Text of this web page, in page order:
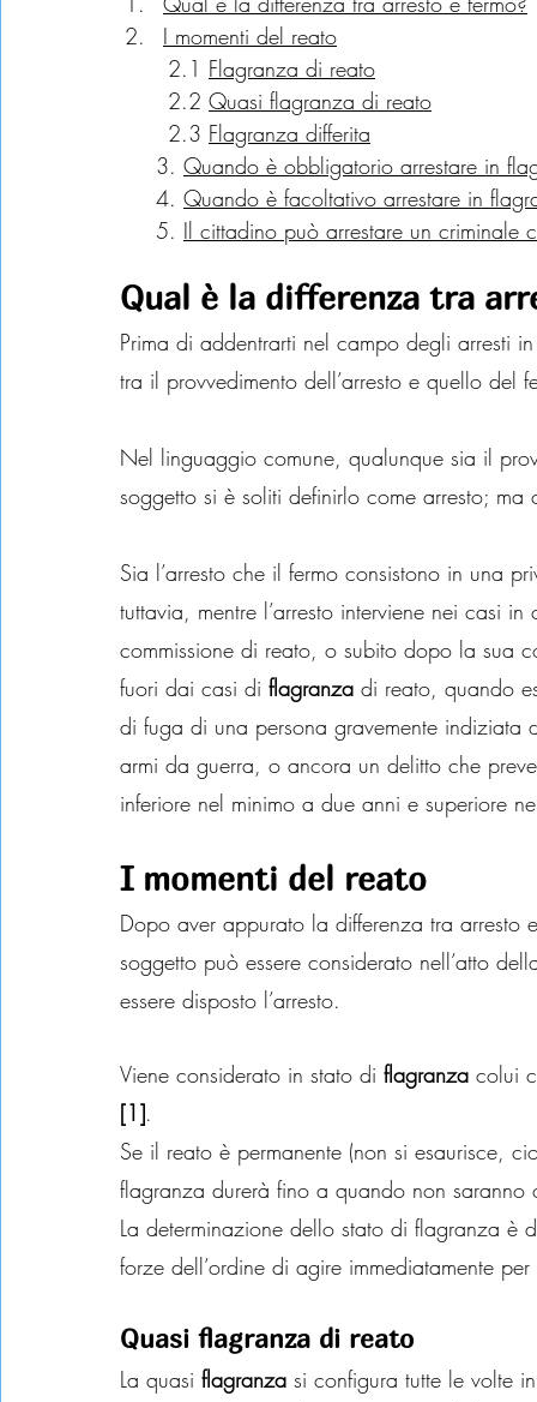
I momenti del reato
	2.1
Flagranza di reato
	2.2
Quasi flagranza di reato
	2.3
Flagranza differita
     3.
Quando è obbligatorio arrestare in
     4.
Quando è facoltativo arrestare in
     5.
Il cittadino può arrestare un criminale
Qual è la differenza tra
Prima di addentrarti nel campo degli arresti
tra il provvedimento dell’arresto e quello del
Nel linguaggio comune, qualunque sia il
soggetto si è soliti definirlo come arresto;
Sia l’arresto che il fermo consistono in una
tuttavia, mentre l’arresto interviene nei casi
commissione di reato, o subito dopo la sua
fuori dai casi di flagranza di reato, quando
di fuga di una persona gravemente
armi da guerra, o ancora un delitto che
inferiore nel minimo a due anni e superiore
I momenti del reato
Dopo aver appurato la differenza tra arresto
soggetto può essere considerato nell’atto
essere disposto l’arresto.
Viene considerato in stato di flagranza colui
[1].
Se il reato è permanente (non si esaurisce,
flagranza durerà fino a quando non
La determinazione dello stato di flagranza
forze dell’ordine di agire immediatamente
Quasi flagranza di reato
La quasi flagranza si configura tutte le volte